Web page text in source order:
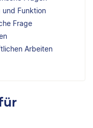
und Funktion
Frage
Arbeiten